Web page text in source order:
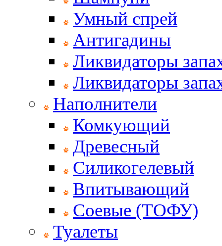
Умный спрей
Антигадины
Ликвидаторы
Ликвидаторы
Наполнители
Комкующий
Древесный
Силикогелевый
Впитывающий
Соевые (ТОФУ)
Туалеты